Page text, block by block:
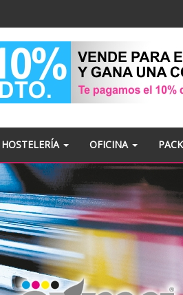
HOSTELERÍA OFICINA